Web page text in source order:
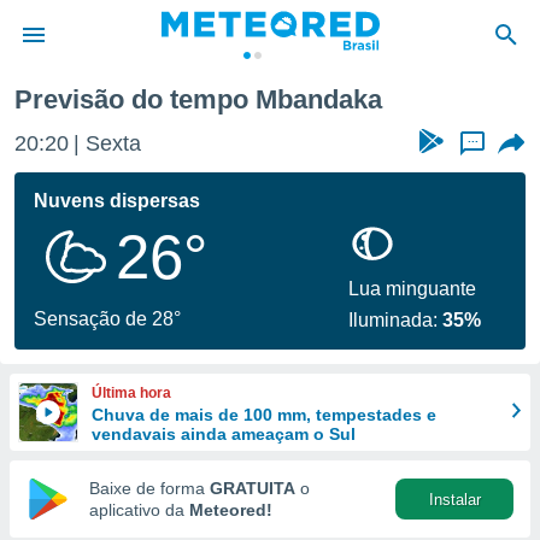
da
fornecidas
a este
das
e
forma
digital
Previsão do tempo Mbandaka
20:20 Sexta ...
Nuvens dispersas
26°
Sensação de 28°
Lua minguante
Iluminada:35%
Última hora
Chuva de mais de 100 mm, tempestades e
vendavais ainda ameaçam o Sul
Baixe de forma GRATUITA o
aplicativo da Meteored!
Instalar